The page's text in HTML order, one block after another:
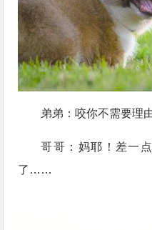
弟弟：咬你不需要理
哥哥：妈耶！差一
了……